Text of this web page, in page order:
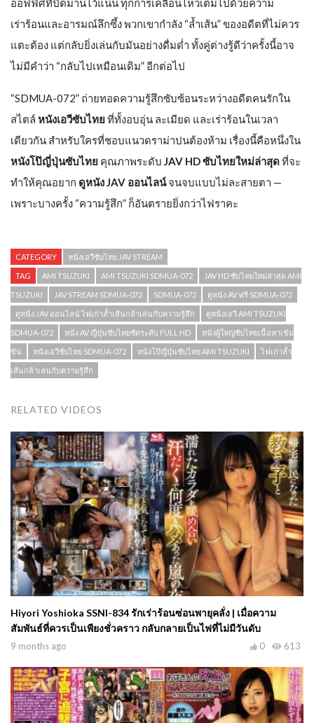
ออฟฟิศที่ปิดม่านไว้แน่น ทุกการเคลื่อนไหวเต็มไปด้วยความ
เร่าร้อนและอารมณ์ลึกซึ้ง พวกเขากำลัง “ล้ำเส้น” ของอดีตที่ไม่ควร
แตะต้อง แต่กลับยิ่งเล่นกับมันอย่างดื่มด่ำ ทั้งคู่ต่างรู้ดีว่าครั้งนี้อาจ
ไม่มีคำว่า “กลับไปเหมือนเดิม” อีกต่อไป
“SDMUA-072” ถ่ายทอดความรู้สึกซับซ้อนระหว่างอดีตคนรักใน
สไตล์หนังเอวีซับไทยที่ทั้งอบอุ่น ละเมียด และเร่าร้อนในเวลา
เดียวกัน สำหรับใครที่ชอบแนวดราม่าปนต้องห้าม เรื่องนี้คือหนึ่งใน
หนังโป๊ญี่ปุ่นซับไทย คุณภาพระดับ JAV HD ซับไทยใหม่ล่าสุดที่จะ
ทำให้คุณอยาก ดูหนัง JAV ออนไลน์จนจบแบบไม่ละสายตา —
เพราะบางครั้ง “ความรู้สึก” ก็อันตรายยิ่งกว่าไฟราคะ
CATEGORY หนังเอวีซับไทย JAV STREAM
TAG AMI TSUZUKI AMI TSUZUKI SDMUA-072 JAV HD ซับไทยใหม่ล่าสุด AMI
TSUZUKI JAV STREAM SDMUA-072 SDMUA-072 ดูหนัง AV ฟรี SDMUA-072
ดูหนัง JAV ออนไลน์ ไฟเก่าล้ำเส้นกล้าเล่นกับความรู้สึก ดูหนังเอวี AMI TSUZUKI
SDMUA-072 หนัง AV ญี่ปุ่นซับไทยชัดระดับ FULL HD หนังผู้ใหญ่ซับไทยเนื้อหาเข้ม
ข้น หนังเอวีซับไทย SDMUA-072 หนังโป๊ญี่ปุ่นซับไทย AMI TSUZUKI ไฟเก่าล้ำ
เส้นกล้าเล่นกับความรู้สึก
RELATED VIDEOS
Hiyori Yoshioka SSNI-834 รักเร่าร้อนซ่อนพายุคลั่ง | เมื่อความ
สัมพันธ์ที่ควรเป็นเพียงชั่วคราว กลับกลายเป็นไฟที่ไม่มีวันดับ
9 months ago 613
0